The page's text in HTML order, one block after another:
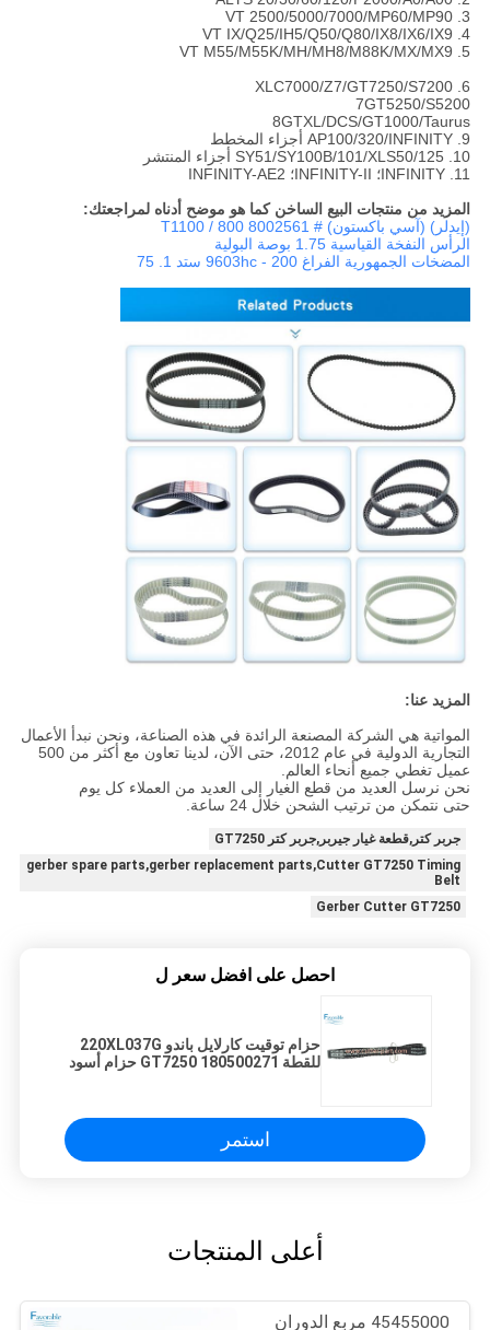
3. VT 2500/5000/7000/MP60/MP90
4. VT IX/Q25/IH5/Q50/Q80/IX8/IX6/IX9
5. VT M55/M55K/MH/MH8/M88K/MX/MX9
6. XLC7000/Z7/GT7250/S7200
7GT5250/S5200
8GTXL/DCS/GT1000/Taurus
9. AP100/320/INFINITY أجزاء المخطط
10. SY51/SY100B/101/XLS50/125 أجزاء المنتشر
11. INFINITY؛ INFINITY-II؛ INFINITY-AE2
المزيد من منتجات البيع الساخن كما هو موضح أدناه لمراجعتك:
(إيدلر) (آسي باكستون) # 8002561 T1100 / 800
الرأس النفخة القياسية 1.75 بوصة البولية
المضخات الجمهورية الفراغ 200 - 9603hc ستد 1. 75
المزيد عنا:
المواتية هي الشركة المصنعة الرائدة في هذه الصناعة، ونحن نبدأ الأعمال
التجارية الدولية في عام 2012، حتى الآن، لدينا تعاون مع أكثر من 500
عميل تغطي جميع أنحاء العالم.
نحن نرسل العديد من قطع الغيار إلى العديد من العملاء كل يوم
حتى نتمكن من ترتيب الشحن خلال 24 ساعة.
جربر كتر,قطعة غيار جيربر,جربر كتر GT7250
gerber spare parts,gerber replacement parts,Cutter GT7250 Timing
Belt
Gerber Cutter GT7250
احصل على افضل سعر ل
حزام توقيت كارلايل باندو 220XL037G
للقطة GT7250 180500271 حزام أسود
استمر
أعلى المنتجات
45455000 مربع الدوران